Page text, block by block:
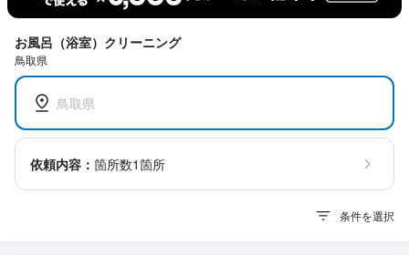
お風呂（浴室）クリーニング
鳥取県
鳥取県
依頼内容： 箇所数1箇所
条件を選択